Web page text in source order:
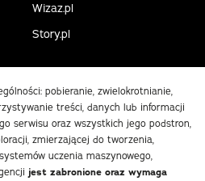
Wizaz.pl
Story.pl
pobieranie, zwielokrotnianie,
treści, danych lub informacji
serwisu oraz wszystkich jego podstron,
zmierzającej do tworzenia,
uczenia maszynowego,
jest zabronione oraz wymaga